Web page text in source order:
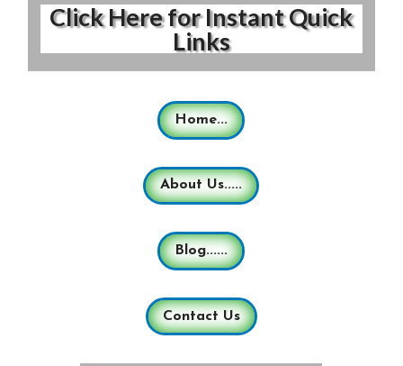
Click Here for Instant Quick
Links
Home...
About Us.....
Blog......
Contact Us